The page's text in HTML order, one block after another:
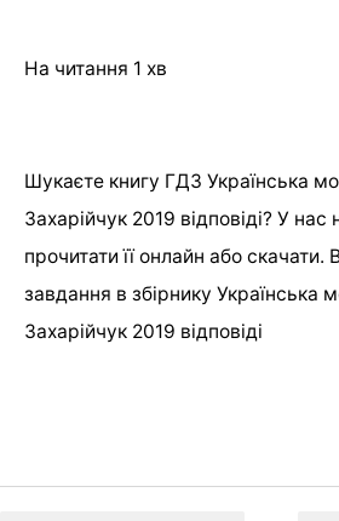
На читання 1 хв
Шукаєте книгу ГДЗ Українська
Захарійчук 2019 відповіді? У
прочитати її онлайн або скачати.
завдання в збірнику Українська
Захарійчук 2019 відповіді